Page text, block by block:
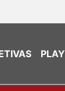
PLAY